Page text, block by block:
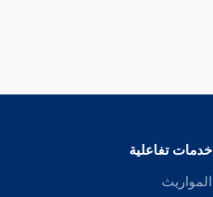
خدمات تفاعلية
المواريث